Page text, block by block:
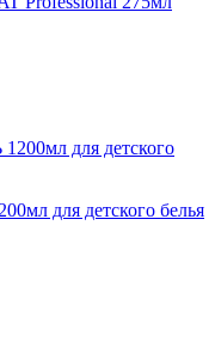
для детского белья